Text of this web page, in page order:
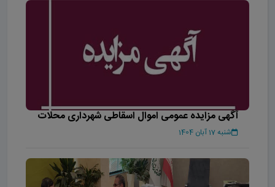
آگهی مزایده عمومی اموال اسقاطی شهرداری محلات
شنبه 17 آبان 1404